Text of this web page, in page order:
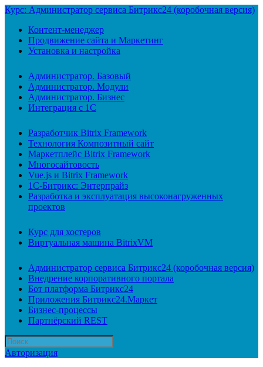
Курс: Администратор сервиса Битрикс24 (коробочная версия)
Контент-менеджер
Продвижение сайта и Маркетинг
Установка и настройка
Администратор. Базовый
Администратор. Модули
Администратор. Бизнес
Интеграция с 1С
Разработчик Bitrix Framework
Технология Композитный сайт
Маркетплейс Bitrix Framework
Многосайтовость
Vue.js и Bitrix Framework
1С-Битрикс: Энтерпрайз
Разработка и эксплуатация высоконагруженных
проектов
Курс для хостеров
Виртуальная машина BitrixVM
Администратор сервиса Битрикс24 (коробочная версия)
Внедрение корпоративного портала
Бот платформа Битрикс24
Приложения Битрикс24.Маркет
Бизнес-процессы
Партнёрский REST
Авторизация